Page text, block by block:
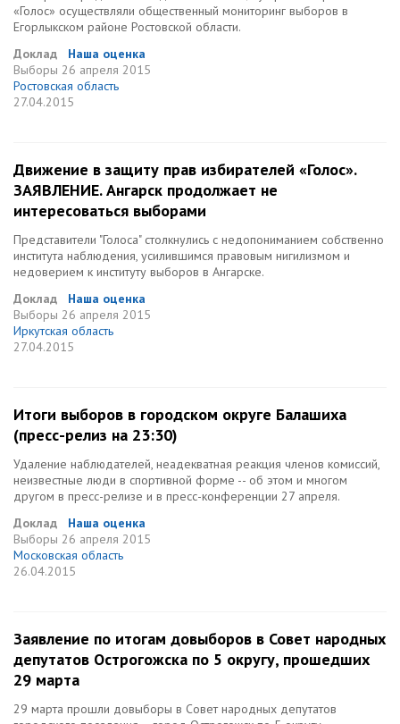
«Голос» осуществляли общественный мониторинг выборов в
Егорлыкском районе Ростовской области.
Доклад
Наша оценка
Выборы 26 апреля 2015
Ростовская область
27.04.2015
Движение в защиту прав избирателей «Голос».
ЗАЯВЛЕНИЕ. Ангарск продолжает не
интересоваться выборами
Представители "Голоса" столкнулись с недопониманием собственно
института наблюдения, усилившимся правовым нигилизмом и
недоверием к институту выборов в Ангарске.
Доклад
Наша оценка
Выборы 26 апреля 2015
Иркутская область
27.04.2015
Итоги выборов в городском округе Балашиха
(пресс-релиз на 23:30)
Удаление наблюдателей, неадекватная реакция членов комиссий,
неизвестные люди в спортивной форме -- об этом и многом
другом в пресс-релизе и в пресс-конференции 27 апреля.
Доклад
Наша оценка
Выборы 26 апреля 2015
Московская область
26.04.2015
Заявление по итогам довыборов в Совет народных
депутатов Острогожска по 5 округу, прошедших
29 марта
29 марта прошли довыборы в Совет народных депутатов